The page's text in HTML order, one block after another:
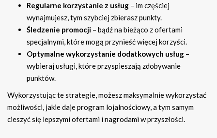
Regularne korzystanie z usług – im częściej
wynajmujesz, tym szybciej zbierasz punkty.
Śledzenie promocji – bądź na bieżąco z ofertami
specjalnymi, które mogą przynieść więcej korzyści.
Optymalne wykorzystanie dodatkowych usług –
wybieraj usługi, które przyspieszają zdobywanie
punktów.
Wykorzystując te strategie, możesz maksymalnie wykorzystać
możliwości, jakie daje program lojalnościowy, a tym samym
cieszyć się lepszymi ofertami i nagrodami w przyszłości.